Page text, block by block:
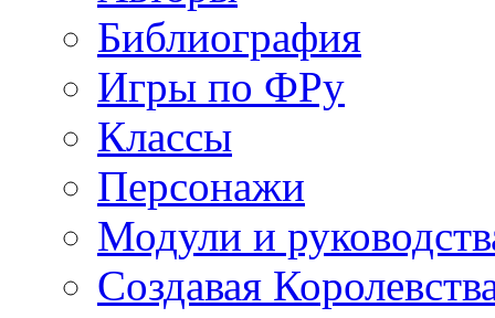
Библиография
Игры по ФРу
Классы
Персонажи
Модули и
Создавая